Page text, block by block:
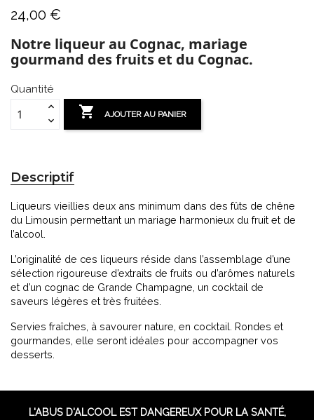
24,00 €
Notre liqueur au Cognac, mariage
gourmand des fruits et du Cognac.
Quantité
 AJOUTER AU PANIER
Descriptif
Liqueurs vieillies deux ans minimum dans des fûts de chêne
du Limousin permettant un mariage harmonieux du fruit et de
l’alcool.
L’originalité de ces liqueurs réside dans l’assemblage d’une
sélection rigoureuse d’extraits de fruits ou d’arômes naturels
et d’un cognac de Grande Champagne, un cocktail de
saveurs légères et très fruitées.
Servies fraîches, à savourer nature, en cocktail. Rondes et
gourmandes, elle seront idéales pour accompagner vos
desserts.
L'ABUS D'ALCOOL EST DANGEREUX POUR LA SANTÉ,